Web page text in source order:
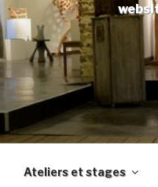
Ateliers et stages